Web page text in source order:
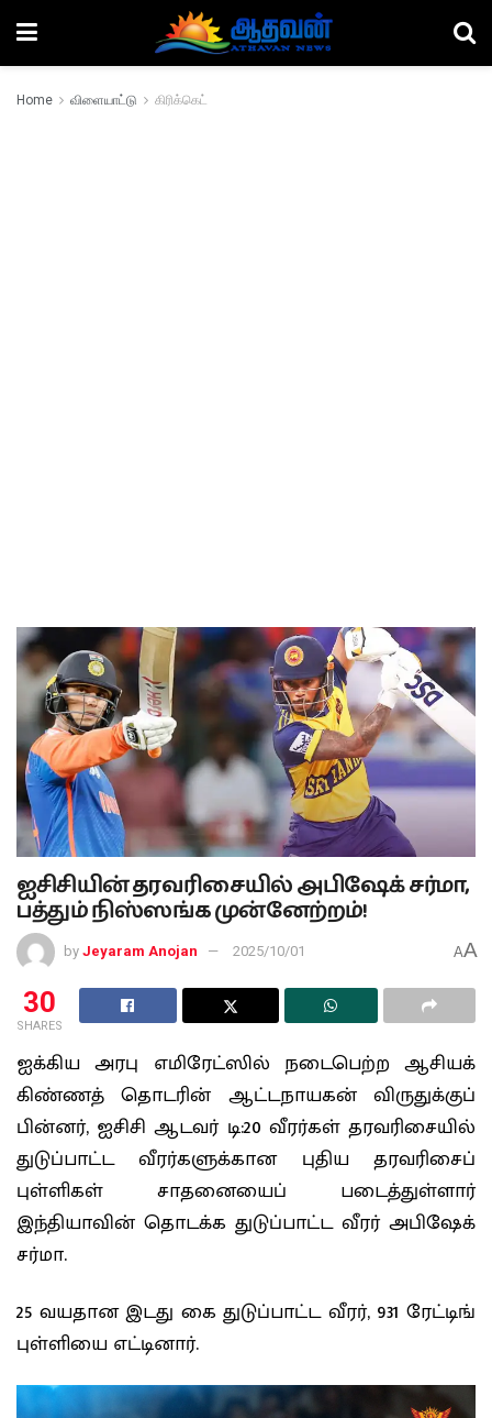
Home விளையாட்டு கிரிக்கெட்
ஐசிசியின் தரவரிசையில் அபிஷேக் சர்மா,
பத்தும் நிஸ்ஸங்க முன்னேற்றம்!
by Jeyaram Anojan 2025/10/01 AA
30
SHARES
ஐக்கிய அரபு எமிரேட்ஸில் நடைபெற்ற ஆசியக்
கிண்ணத் தொடரின் ஆட்டநாயகன் விருதுக்குப்
பின்னர், ஐசிசி ஆடவர் டி:20 வீரர்கள் தரவரிசையில்
துடுப்பாட்ட வீரர்களுக்கான புதிய தரவரிசைப்
புள்ளிகள் சாதனையைப் படைத்துள்ளார்
இந்தியாவின் தொடக்க துடுப்பாட்ட வீரர் அபிஷேக்
சர்மா.
25 வயதான இடது கை துடுப்பாட்ட வீரர், 931 ரேட்டிங்
புள்ளியை எட்டினார்.